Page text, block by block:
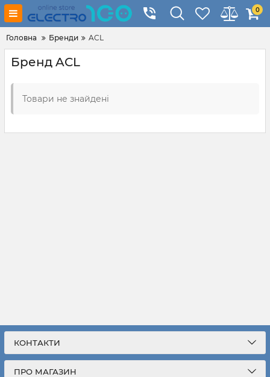
0
Головна Бренди ACL
Бренд ACL
Товари не знайдені
КОНТАКТИ
ПРО МАГАЗИН